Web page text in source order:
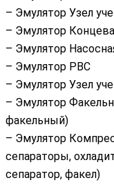
– Эмулятор Узел
– Эмулятор
– Эмулятор
– Эмулятор РВС
– Эмулятор Узел
– Эмулятор
факельный)
– Эмулятор
сепараторы,
сепаратор, факел)